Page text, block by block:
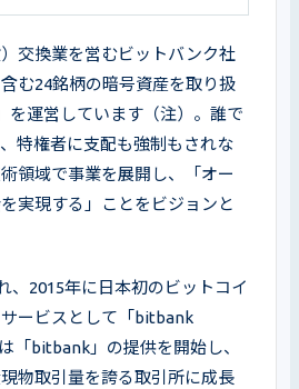
交換業を営むビットバンク社
む24銘柄の暗号資産を取り扱
を運営しています（注）。誰で
特権者に支配も強制もされな
領域で事業を展開し、「オー
実現する」ことをビジョンと
、2015年に日本初のビットコイ
ービスとして「bitbank
「bitbank」の提供を開始し、
物取引量を誇る取引所に成長